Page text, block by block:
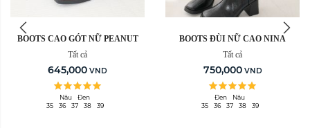
BOOTS CAO GÓT NỮ PEANUT
Tất cả
645,000 VND
Nâu
Đen
35
36 37 38 39
BOOTS ĐÙI NỮ CAO NINA
Tất cả
750,000 VND
Đen
Nâu
35
36 37 38 39